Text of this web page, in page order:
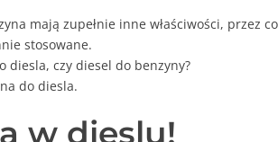
mają zupełnie inne właściwości, przez co
stosowane.
diesla, czy diesel do benzyny?
do diesla.
w dieslu!